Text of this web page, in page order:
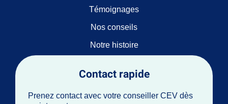
Témoignages
Nos conseils
Notre histoire
Contact rapide
Prenez contact avec votre conseiller CEV dès